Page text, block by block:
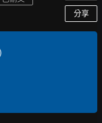
分享